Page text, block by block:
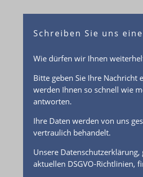
Schreiben Sie uns
Wie dürfen wir Ihnen
Bitte geben Sie Ihre Nachricht
werden Ihnen so schnell wie
antworten.
Ihre Daten werden von uns
vertraulich behandelt.
Unsere Datenschutzerklärung,
aktuellen DSGVO-Richtlinien,